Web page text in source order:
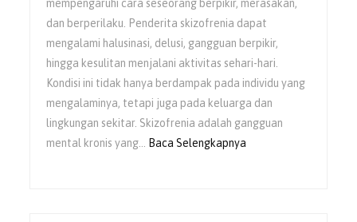
mempengaruhi cara seseorang berpikir, merasakan,
dan berperilaku. Penderita skizofrenia dapat
mengalami halusinasi, delusi, gangguan berpikir,
hingga kesulitan menjalani aktivitas sehari-hari.
Kondisi ini tidak hanya berdampak pada individu yang
mengalaminya, tetapi juga pada keluarga dan
lingkungan sekitar. Skizofrenia adalah gangguan
mental kronis yang…
Baca Selengkapnya